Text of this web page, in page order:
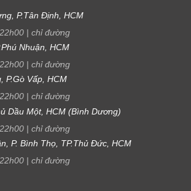
P.Tân Định, HCM
22h00 | chỉ đường
Nhuận, HCM
22h00 | chỉ đường
P.Gò Vấp, HCM
22h00 | chỉ đường
Dầu Một, HCM (Bình Dương)
22h00 | chỉ đường
P. Bình Thọ, TP.Thủ Đức, HCM
22h00 | chỉ đường